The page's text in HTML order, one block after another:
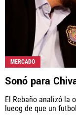
MERCADO
Sonó para
El Rebaño analizó la
lueog de que un